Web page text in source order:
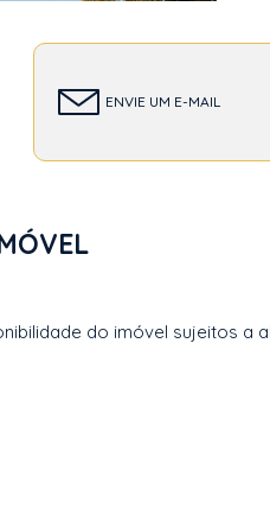
ENVIE UM E-MAIL
do imóvel sujeitos a